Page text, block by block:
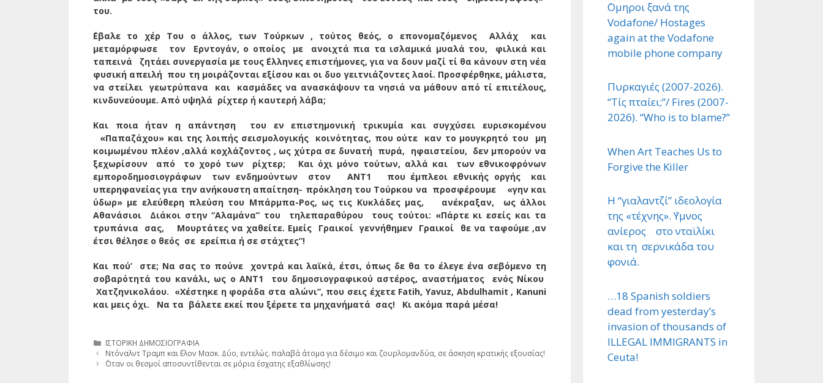
του.
΄Εβαλε το χέρ Του ο άλλος, των Τούρκων , τούτος θεός, ο επονομαζόμενος Αλλάχ και
μεταμόρφωσε τον Ερντογάν, ο οποίος με ανοιχτά πια τα ισλαμικά μυαλά του, φιλικά και
ταπεινά ζητάει συνεργασία με τους ΄Ελληνες επιστήμονες, για να δουν μαζί τί θα κάνουν στη νέα
φυσική απειλή που τη μοιράζονται εξίσου και οι δυο γειτνιάζοντες λαοί. Προσφέρθηκε, μάλιστα,
να στείλει γεωτρύπανα και κασμάδες να ανασκάψουν τα νησιά να μάθουν από τί επιτέλους,
κινδυνεύουμε. Από υψηλά ρίχτερ ή καυτερή λάβα;
Και ποια ήταν η απάντηση του εν επιστημονική τρικυμία και συγχύσει ευρισκομένου
«Παπαζάχου» και της λοιπής σεισμολογικής κοινότητας, που ούτε καν το μουγκρητό του μη
κοιμωμένου πλέον ,αλλά κοχλάζοντος , ως χύτρα σε δυνατή πυρά, ηφαιστείου, δεν μπορούν να
ξεχωρίσουν από το χορό των ρίχτερ; Και όχι μόνο τούτων, αλλά και των εθνικοφρόνων
εμποροδημοσιογράφων των ενδημούντων στον ΑΝΤ1 που έμπλεοι εθνικής οργής και
υπερηφανείας για την ανήκουστη απαίτηση- πρόκληση του Τούρκου να προσφέρουμε «γην και
ύδωρ» με ελεύθερη πλεύση του Μπάρμπα-Ρος, ως τις Κυκλάδες μας, ανέκραξαν, ως άλλοι
Αθανάσιοι Διάκοι στην “Αλαμάνα” του τηλεπαραθύρου τους τούτοι: «Πάρτε κι εσείς και τα
τρυπάνια σας, Μουρτάτες να χαθείτε. Εμείς Γραικοί γεννήθημεν Γραικοί θε να ταφούμε ,αν
έτσι θέλησε ο θεός σε ερείπια ή σε στάχτες”!
Και πού’ στε; Να σας το πούνε χοντρά και λαϊκά, έτσι, όπως δε θα το έλεγε ένα σεβόμενο τη
σοβαρότητά του κανάλι, ως ο ΑΝΤ1 του δημοσιογραφικού αστέρος, αναστήματος ενός Νίκου
Χατζηνικολάου. «Χέστηκε η φοράδα στα αλώνι”, που σεις έχετε Fatih, Yavuz, Abdulhamit , Kanuni
και μεις όχι. Να τα βάλετε εκεί που ξέρετε τα μηχανήματά σας! Κι ακόμα παρά μέσα!
Κατηγορίες
ΙΣΤΟΡΙΚΗ ΔΗΜΟΣΙΟΓΡΑΦΙΑ
Ντόναλντ Τραμπ και ΄Ελον Μασκ. Δύο, εντελώς. παλαβά άτομα για δέσιμο και ζουρλομανδύα, σε άσκηση κρατικής εξουσίας!
΄Οταν οι θεσμοί αποσυντίθενται σε μόρια έσχατης εξαθλίωσης!
΄Ομηροι ξανά της
Vodafone/ Hostages
again at the Vodafone
mobile phone company
Πυρκαγιές (2007-2026).
“Τίς πταίει;”/ Fires (2007-
2026). “Who is to blame?”
When Art Teaches Us to
Forgive the Killer
Η “γιαλαντζί” ιδεολογία
της «τέχνης». ΄Υμνος
ανίερος στο νταϊλίκι
και τη σερνικάδα του
φονιά.
…18 Spanish soldiers
dead from yesterday’s
invasion of thousands of
ILLEGAL IMMIGRANTS in
Ceuta!